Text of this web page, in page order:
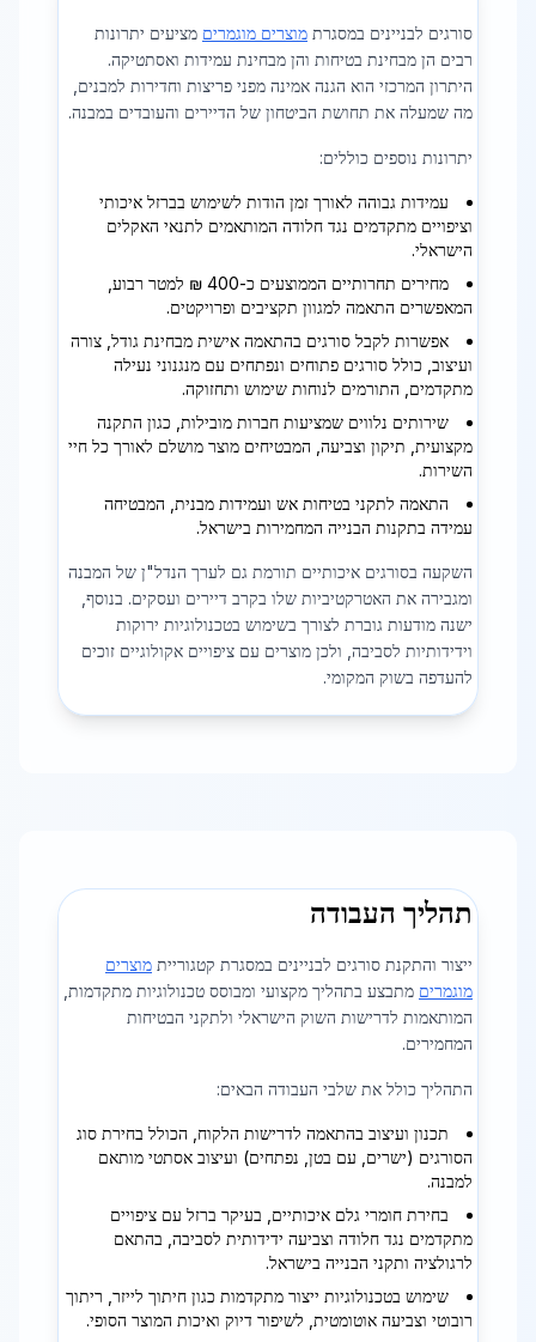
סורגים לבניינים במסגרת מוצרים מוגמרים מציעים יתרונות
רבים הן מבחינת בטיחות והן מבחינת עמידות ואסתטיקה.
היתרון המרכזי הוא הגנה אמינה מפני פריצות וחדירות למבנים,
מה שמעלה את תחושת הביטחון של הדיירים והעובדים במבנה.
יתרונות נוספים כוללים:
עמידות גבוהה לאורך זמן הודות לשימוש בברזל איכותי
וציפויים מתקדמים נגד חלודה המותאמים לתנאי האקלים
הישראלי.
מחירים תחרותיים הממוצעים כ-400 ₪ למטר רבוע,
המאפשרים התאמה למגוון תקציבים ופרויקטים.
אפשרות לקבל סורגים בהתאמה אישית מבחינת גודל, צורה
ועיצוב, כולל סורגים פתוחים ונפתחים עם מנגנוני נעילה
מתקדמים, התורמים לנוחות שימוש ותחזוקה.
שירותים נלווים שמציעות חברות מובילות, כגון התקנה
מקצועית, תיקון וצביעה, המבטיחים מוצר מושלם לאורך כל חיי
השירות.
התאמה לתקני בטיחות אש ועמידות מבנית, המבטיחה
עמידה בתקנות הבנייה המחמירות בישראל.
השקעה בסורגים איכותיים תורמת גם לערך הנדל"ן של המבנה
ומגבירה את האטרקטיביות שלו בקרב דיירים ועסקים. בנוסף,
ישנה מודעות גוברת לצורך בשימוש בטכנולוגיות ירוקות
וידידותיות לסביבה, ולכן מוצרים עם ציפויים אקולוגיים זוכים
להעדפה בשוק המקומי.
תהליך העבודה
ייצור והתקנת סורגים לבניינים במסגרת קטגוריית מוצרים
מוגמרים מתבצע בתהליך מקצועי ומבוסס טכנולוגיות מתקדמות,
המותאמות לדרישות השוק הישראלי ולתקני הבטיחות
המחמירים.
התהליך כולל את שלבי העבודה הבאים:
תכנון ועיצוב בהתאמה לדרישות הלקוח, הכולל בחירת סוג
הסורגים (ישרים, עם בטן, נפתחים) ועיצוב אסתטי מותאם
למבנה.
בחירת חומרי גלם איכותיים, בעיקר ברזל עם ציפויים
מתקדמים נגד חלודה וצביעה ידידותית לסביבה, בהתאם
לרגולציה ותקני הבנייה בישראל.
שימוש בטכנולוגיות ייצור מתקדמות כגון חיתוך לייזר, ריתוך
רובוטי וצביעה אוטומטית, לשיפור דיוק ואיכות המוצר הסופי.